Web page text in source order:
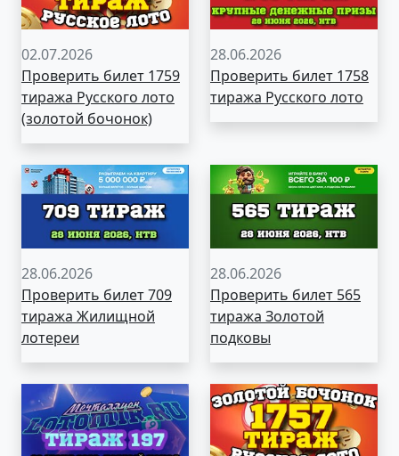
02.07.2026
Проверить билет 1759
тиража Русского лото
(золотой бочонок)
28.06.2026
Проверить билет 1758
тиража Русского лото
28.06.2026
Проверить билет 709
тиража Жилищной
лотереи
28.06.2026
Проверить билет 565
тиража Золотой
подковы